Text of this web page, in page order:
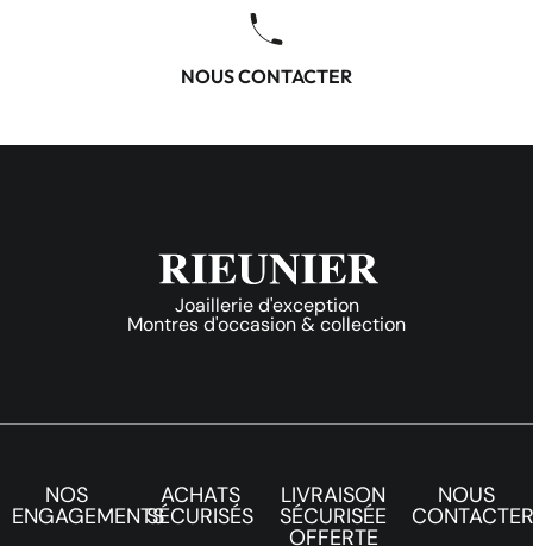
NOUS CONTACTER
Joaillerie d'exception
Montres d'occasion & collection
NOS
ENGAGEMENTS
ACHATS
SÉCURISÉS
LIVRAISON
SÉCURISÉE
OFFERTE
NOUS
CONTACTER